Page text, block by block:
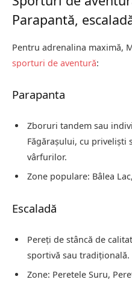
Parapantă,
Pentru adrenalina maximă,
sporturi de aventură:
Parapanta
Zboruri tandem sau
Făgărașului, cu priveliști
vârfurilor.
Zone populare: Bâlea
Escaladă
Pereți de stâncă de
sportivă sau tradițională.
Zone: Peretele Suru,